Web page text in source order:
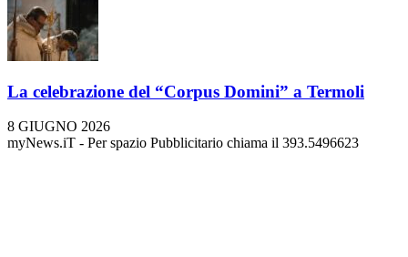
La celebrazione del “Corpus Domini” a Termoli
8 GIUGNO 2026
myNews.iT - Per spazio Pubblicitario chiama il 393.5496623